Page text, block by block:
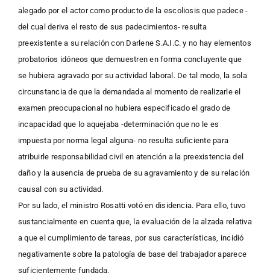
alegado por el actor como producto de la escoliosis que padece -
del cual deriva el resto de sus padecimientos- resulta
preexistente a su relación con Darlene S.A.I.C. y no hay elementos
probatorios idóneos que demuestren en forma concluyente que
se hubiera agravado por su actividad laboral. De tal modo, la sola
circunstancia de que la demandada al momento de realizarle el
examen preocupacional no hubiera especificado el grado de
incapacidad que lo aquejaba -determinación que no le es
impuesta por norma legal alguna- no resulta suficiente para
atribuirle responsabilidad civil en atención a la preexistencia del
daño y la ausencia de prueba de su agravamiento y de su relación
causal con su actividad.
Por su lado, el ministro Rosatti votó en disidencia. Para ello, tuvo
sustancialmente en cuenta que, la evaluación de la alzada relativa
a que el cumplimiento de tareas, por sus características, incidió
negativamente sobre la patología de base del trabajador aparece
suficientemente fundada.